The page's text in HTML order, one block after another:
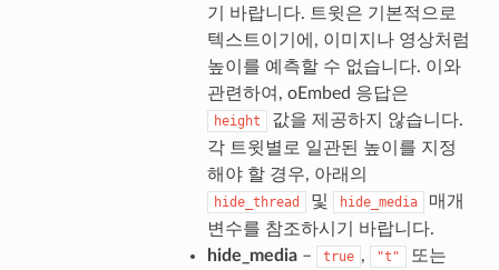
기 바랍니다. 트윗은 기본적으로
텍스트이기에, 이미지나 영상처럼
높이를 예측할 수 없습니다. 이와
관련하여, oEmbed 응답은
height
값을 제공하지 않습니다.
각 트윗별로 일관된 높이를 지정
해야 할 경우, 아래의
hide_thread 및 hide_media
매개
변수를 참조하시기 바랍니다.
hide_media– true , "t" 또는